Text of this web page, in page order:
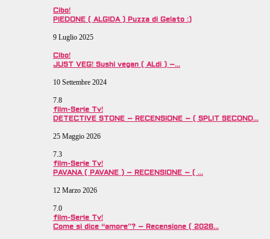
Cibo!
PIEDONE ( ALGIDA ) Puzza di Gelato :)
9 Luglio 2025
Cibo!
JUST VEG! Sushi vegan ( ALdi ) –…
10 Settembre 2024
7.8
film-Serie Tv!
DETECTIVE STONE – RECENSIONE – ( SPLIT SECOND…
25 Maggio 2026
7.3
film-Serie Tv!
PAVANA ( PAVANE ) – RECENSIONE – ( …
12 Marzo 2026
7.0
film-Serie Tv!
Come si dice “amore”? – Recensione ( 2026…